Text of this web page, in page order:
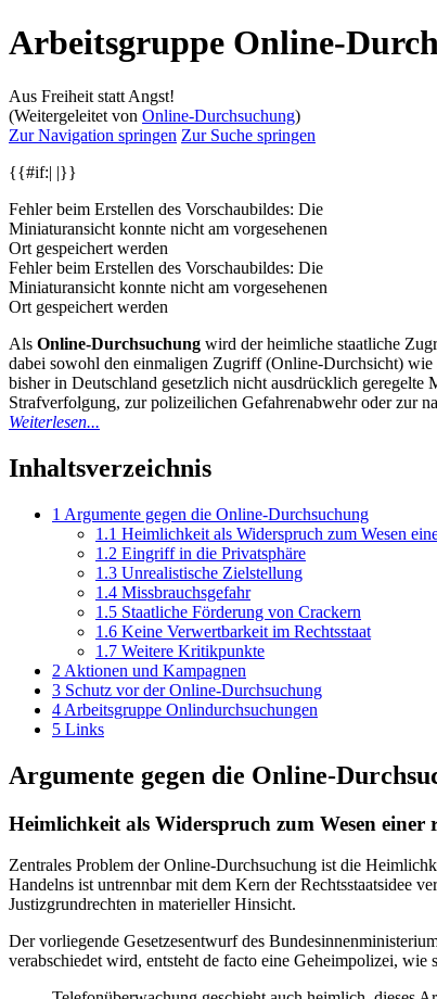
Arbeitsgruppe Online-
Aus Freiheit statt Angst!
(Weitergeleitet von Online-Durchsuchung)
Zur Navigation springen Zur Suche springen
{{#if:| |}}
Fehler beim Erstellen des Vorschaubildes: Die
Miniaturansicht konnte nicht am vorgesehenen
Ort gespeichert werden
Fehler beim Erstellen des Vorschaubildes: Die
Miniaturansicht konnte nicht am vorgesehenen
Ort gespeichert werden
Als Online-Durchsuchung wird der heimliche staatliche
dabei sowohl den einmaligen Zugriff (Online-Durchsicht)
bisher in Deutschland gesetzlich nicht ausdrücklich
Strafverfolgung, zur polizeilichen Gefahrenabwehr oder zur
Weiterlesen...
Inhaltsverzeichnis
1 Argumente gegen die Online-Durchsuchung
1.1 Heimlichkeit als Widerspruch zum Wesen
1.2 Eingriff in die Privatsphäre
1.3 Unrealistische Zielstellung
1.4 Missbrauchsgefahr
1.5 Staatliche Förderung von Crackern
1.6 Keine Verwertbarkeit im Rechtsstaat
1.7 Weitere Kritikpunkte
2 Aktionen und Kampagnen
3 Schutz vor der Online-Durchsuchung
4 Arbeitsgruppe Onlindurchsuchungen
5 Links
Argumente gegen die Online-
Heimlichkeit als Widerspruch zum Wesen
Zentrales Problem der Online-Durchsuchung ist die
Handelns ist untrennbar mit dem Kern der Rechtsstaatsidee
Justizgrundrechten in materieller Hinsicht.
Der vorliegende Gesetzesentwurf des
verabschiedet wird, entsteht de facto eine Geheimpolizei,